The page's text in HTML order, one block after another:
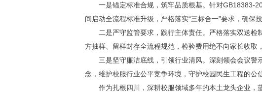
一是锚定标准合规，筑牢品质根基。针对GB18383-
间启动全流程标准升级，严格落实“三标合一”要求，确保
二是严守监管要求，践行主体责任。严格落实双送检
方抽样、留样封存全流程规范，检验费用绝不向家长收取
三是坚守廉洁底线，引领行业清风。深刻领会会议警
念，维护校服行业公平竞争环境，守护校园民生工程的公
作为扎根四川，深耕校服领域多年的本土龙头企业，